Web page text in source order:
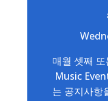
매월 셋째
Music
는 공지사항